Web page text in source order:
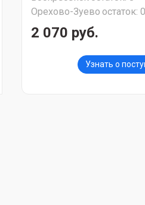
Орехово-Зуево остаток: 0
2 070 руб.
Узнать о